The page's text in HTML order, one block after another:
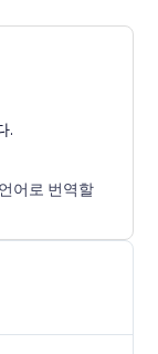
.
어로 번역할